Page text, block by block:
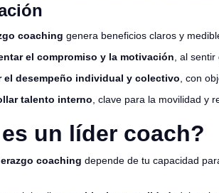
coaching genera beneficios claros y
el compromiso y la motivación , al
el desempeño individual y colectivo , con
talento interno , clave para la movilidad y
un líder coach?
coaching depende de tu capacidad